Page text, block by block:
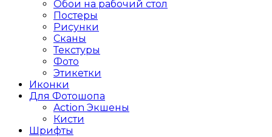
Обои на рабочий стол
Постеры
Рисунки
Сканы
Текстуры
Фото
Этикетки
Иконки
Для Фотошопа
Action Экшены
Кисти
Шрифты